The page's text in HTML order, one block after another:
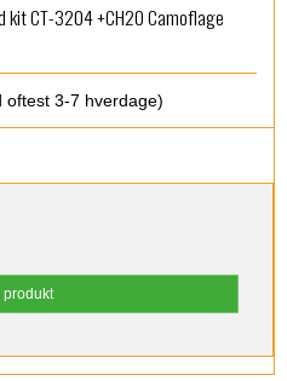
kit CT-3204 +CH20 Camoflage
oftest 3-7 hverdage)
produkt